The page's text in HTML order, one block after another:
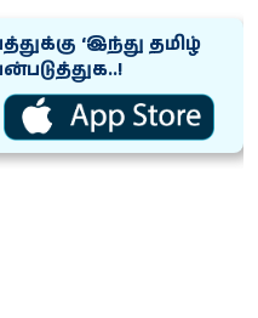
‘இந்து தமிழ்